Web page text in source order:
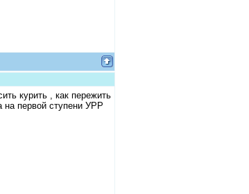
курить , как пережить
на первой ступени УРР